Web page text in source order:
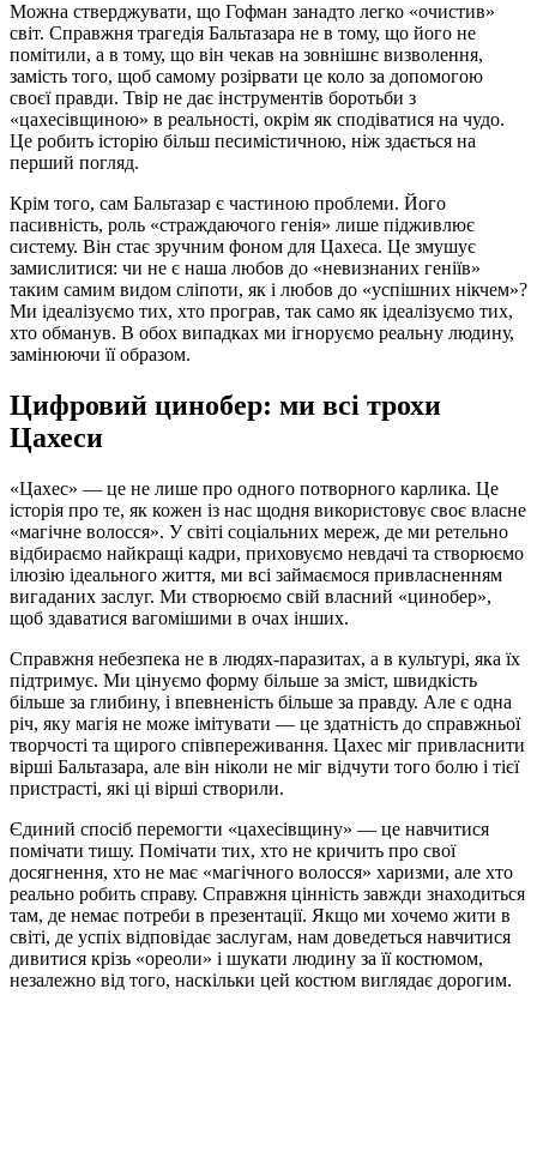
Можна стверджувати, що Гофман занадто легко «очистив»
світ. Справжня трагедія Бальтазара не в тому, що його не
помітили, а в тому, що він чекав на зовнішнє визволення,
замість того, щоб самому розірвати це коло за допомогою
своєї правди. Твір не дає інструментів боротьби з
«цахесівщиною» в реальності, окрім як сподіватися на чудо.
Це робить історію більш песимістичною, ніж здається на
перший погляд.
Крім того, сам Бальтазар є частиною проблеми. Його
пасивність, роль «страждаючого генія» лише підживлює
систему. Він стає зручним фоном для Цахеса. Це змушує
замислитися: чи не є наша любов до «невизнаних геніїв»
таким самим видом сліпоти, як і любов до «успішних нікчем»?
Ми ідеалізуємо тих, хто програв, так само як ідеалізуємо тих,
хто обманув. В обох випадках ми ігноруємо реальну людину,
замінюючи її образом.
Цифровий цинобер: ми всі трохи
Цахеси
«Цахес» — це не лише про одного потворного карлика. Це
історія про те, як кожен із нас щодня використовує своє власне
«магічне волосся». У світі соціальних мереж, де ми ретельно
відбираємо найкращі кадри, приховуємо невдачі та створюємо
ілюзію ідеального життя, ми всі займаємося привласненням
вигаданих заслуг. Ми створюємо свій власний «цинобер»,
щоб здаватися вагомішими в очах інших.
Справжня небезпека не в людях-паразитах, а в культурі, яка їх
підтримує. Ми цінуємо форму більше за зміст, швидкість
більше за глибину, і впевненість більше за правду. Але є одна
річ, яку магія не може імітувати — це здатність до справжньої
творчості та щирого співпереживання. Цахес міг привласнити
вірші Бальтазара, але він ніколи не міг відчути того болю і тієї
пристрасті, які ці вірші створили.
Єдиний спосіб перемогти «цахесівщину» — це навчитися
помічати тишу. Помічати тих, хто не кричить про свої
досягнення, хто не має «магічного волосся» харизми, але хто
реально робить справу. Справжня цінність завжди знаходиться
там, де немає потреби в презентації. Якщо ми хочемо жити в
світі, де успіх відповідає заслугам, нам доведеться навчитися
дивитися крізь «ореоли» і шукати людину за її костюмом,
незалежно від того, наскільки цей костюм виглядає дорогим.